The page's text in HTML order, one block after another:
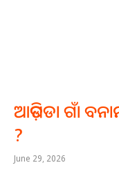
ଆଡ଼ିପଡା ଗାଁ
?
June 29, 2026